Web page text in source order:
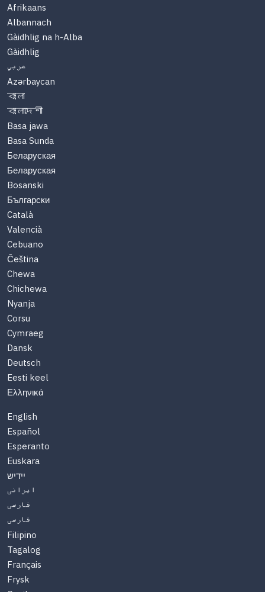
Afrikaans
Albannach
Gàidhlig na h-Alba
Gàidhlig
عربي
Azərbaycan
বাংলা
বাংলাদেশী
Basa jawa
Basa Sunda
Беларуская
Беларуская
Bosanski
Български
Català
Valencià
Cebuano
Čeština
Chewa
Chichewa
Nyanja
Corsu
Cymraeg
Dansk
Deutsch
Eesti keel
Ελληνικά
English
Español
Esperanto
Euskara
יידיש
ایرانی
فارسی
فارسی
Filipino
Tagalog
Français
Frysk